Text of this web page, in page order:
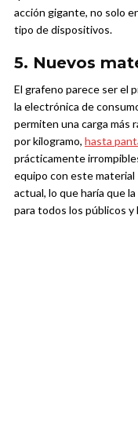
acción gigante, no solo
tipo de dispositivos.
5. Nuevos
El grafeno parece ser el
la electrónica de
permiten una carga más
por kilogramo, hasta
prácticamente
equipo con este
actual, lo que haría que
para todos los públicos